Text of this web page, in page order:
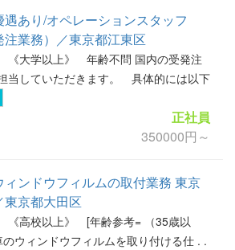
遇あり/オペレーションスタッフ
注業務）／東京都江東区
《大学以上》 年齢不問 国内の受発注
当していただきます。 具体的には以下
正社員
350000円～
ィンドウフィルムの取付業務 東京
京都大田区
《高校以上》 [年齢参考= （35歳以
ウィンドウフィルムを取り付ける仕 . .